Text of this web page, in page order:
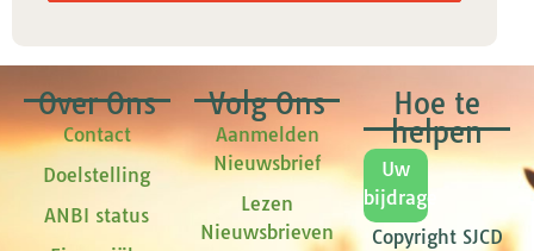
Over Ons
Contact
Doelstelling
ANBI status
Volg Ons
Aanmelden
Nieuwsbrief
Lezen
Nieuwsbrieven
Hoe te
helpen
Uw
bijdrage
Copyright SJCD